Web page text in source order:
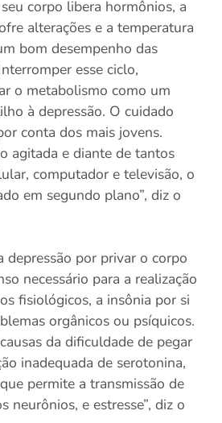
corpo libera hormônios, a
alterações e a temperatura
bom desempenho das
esse ciclo,
o metabolismo como um
à depressão. O cuidado
conta dos mais jovens.
agitada e diante de tantos
computador e televisão, o
em segundo plano”, diz o
depressão por privar o corpo
necessário para a realização
fisiológicos, a insônia por si
orgânicos ou psíquicos.
da dificuldade de pegar
inadequada de serotonina,
permite a transmissão de
neurônios, e estresse”, diz o